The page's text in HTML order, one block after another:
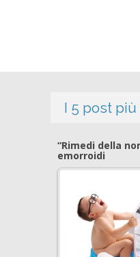
I 5 post
“Rimedi della
emorroidi